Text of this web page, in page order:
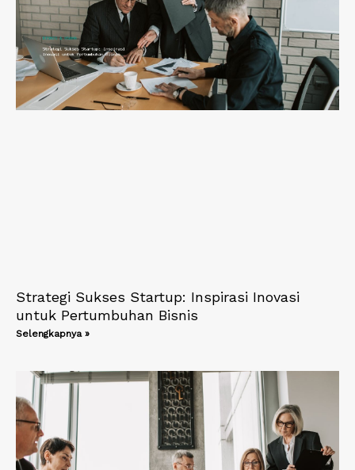
Strategi Sukses Startup: Inspirasi Inovasi
untuk Pertumbuhan Bisnis
Selengkapnya »